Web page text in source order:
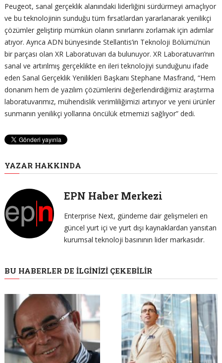
Peugeot, sanal gerçeklik alanındaki liderliğini sürdürmeyi amaçlıyor
ve bu teknolojinin sunduğu tüm fırsatlardan yararlanarak yenilikçi
çözümler geliştirip mümkün olanın sınırlarını zorlamak için adımlar
atıyor. Ayrıca ADN bünyesinde Stellantis’in Teknoloji Bölümü’nün
bir parçası olan XR Laboratuvarı da bulunuyor. XR Laboratuvarı’nın
sanal ve artırılmış gerçeklikte en ileri teknolojiyi sunduğunu ifade
eden Sanal Gerçeklik Yenilikleri Başkanı Stephane Masfrand, “Hem
donanım hem de yazılım çözümlerini değerlendirdiğimiz araştırma
laboratuvarımız, mühendislik verimliliğimizi artırıyor ve yeni ürünler
sunmanın yenilikçi yollarına öncülük etmemizi sağlıyor” dedi.
YAZAR HAKKINDA
EPN Haber Merkezi
Enterprise Next, gündeme dair gelişmeleri en
güncel yurt içi ve yurt dışı kaynaklardan yansıtan
kurumsal teknoloji basınının lider markasıdır.
BU HABERLER DE İLGINIZI ÇEKEBILIR